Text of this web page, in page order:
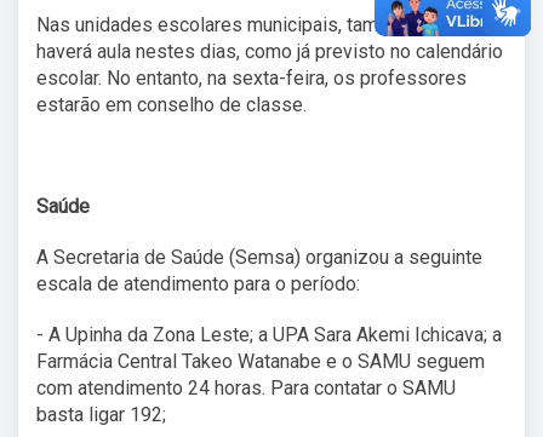
Nas unidades escolares municipais, também não
haverá aula nestes dias, como já previsto no calendário
escolar. No entanto, na sexta-feira, os professores
estarão em conselho de classe.
Saúde
A Secretaria de Saúde (Semsa) organizou a seguinte
escala de atendimento para o período:
- A Upinha da Zona Leste; a UPA Sara Akemi Ichicava; a
Farmácia Central Takeo Watanabe e o SAMU seguem
com atendimento 24 horas. Para contatar o SAMU
basta ligar 192;